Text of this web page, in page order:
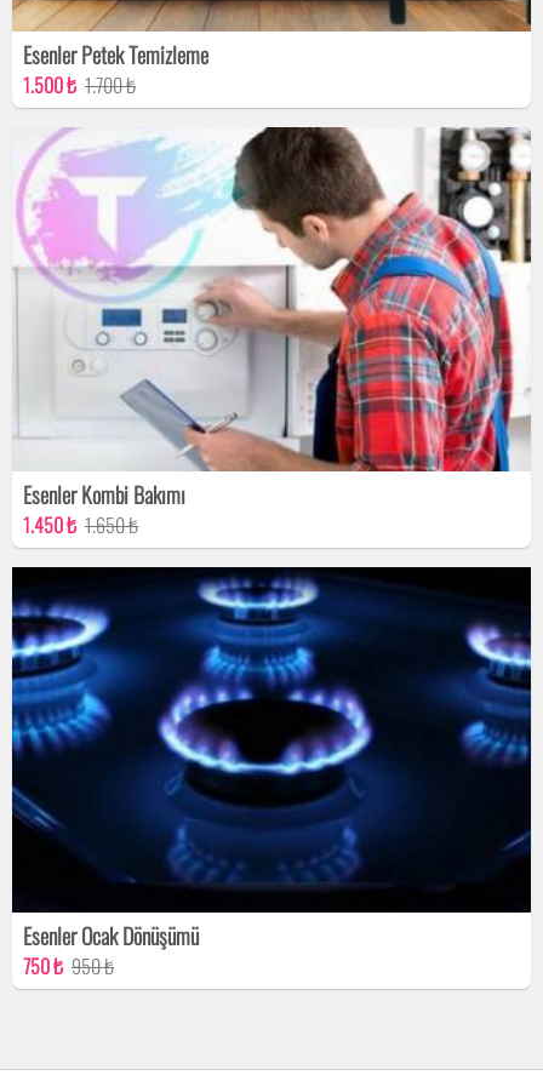
Esenler Petek Temizleme
1.500 ₺ 1.700 ₺
Esenler Kombi Bakımı
1.450 ₺ 1.650 ₺
Esenler Ocak Dönüşümü
750 ₺ 950 ₺